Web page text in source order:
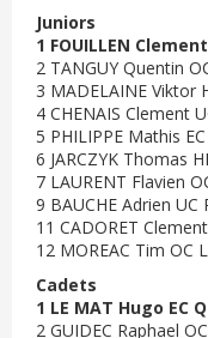
Juniors
1 FOUILLEN Clement
2 TANGUY Quentin
3 MADELAINE Viktor
4 CHENAIS Clement
5 PHILIPPE Mathis
6 JARCZYK Thomas
7 LAURENT Flavien
9 BAUCHE Adrien UC
11 CADORET
12 MOREAC Tim OC
Cadets
1 LE MAT Hugo EC
2 GUIDEC Raphael